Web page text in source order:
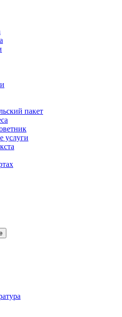
пакет
услуги